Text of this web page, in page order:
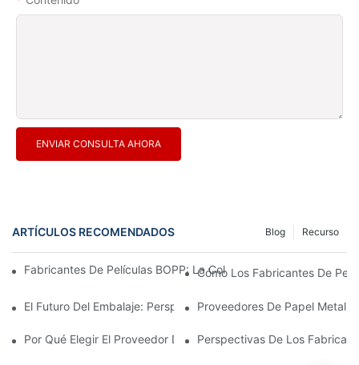
ENVIAR CONSULTA AHORA
ARTÍCULOS RECOMENDADOS Recurso
Blog
Fabricantes De Películas BOPP: La Columna Vertebral De Los
Cómo Los Fabricantes De
El Futuro Del Embalaje: Perspectivas De Los Principales
Proveedores De Papel
Por Qué Elegir El Proveedor De Película BOPP Adecuado Es
Perspectivas De Los